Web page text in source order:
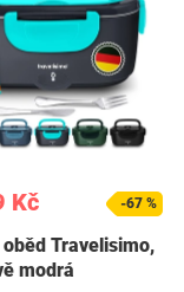
Kč -67 %
oběd Travelisimo,
modrá